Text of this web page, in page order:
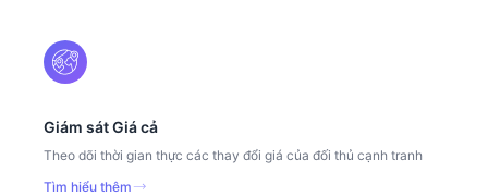
Giám sát Giá cả
Theo dõi thời gian thực các thay đổi giá của đối thủ cạnh tranh
Tìm hiểu thêm